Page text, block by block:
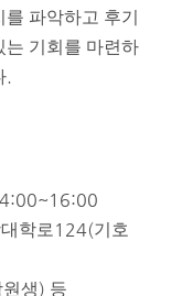
파악하고 후기
는 기회를 마련하
.
학로 124(기호
생) 등